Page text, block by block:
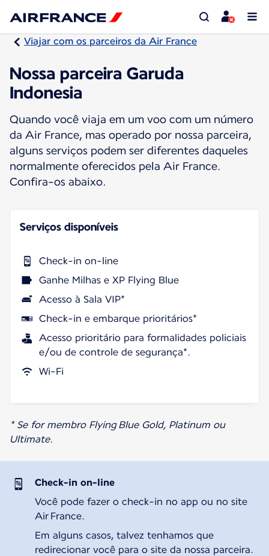
Viajar com os parceiros da Air France
Nossa parceira Garuda
Indonesia
Quando você viaja em um voo com um número
da Air France, mas operado por nossa parceira,
alguns serviços podem ser diferentes daqueles
normalmente oferecidos pela Air France.
Confira-os abaixo.
Serviços disponíveis
Check-in on-line
Ganhe Milhas e XP Flying Blue
Acesso à Sala VIP*
Check-in e embarque prioritários*
Acesso prioritário para formalidades policiais
e/ou de controle de segurança*.
Wi-Fi
* Se for membro Flying Blue Gold, Platinum ou
Ultimate.
Check-in on-line
Você pode fazer o check-in no app ou no site
Air France.
Em alguns casos, talvez tenhamos que
redirecionar você para o site da nossa parceira.